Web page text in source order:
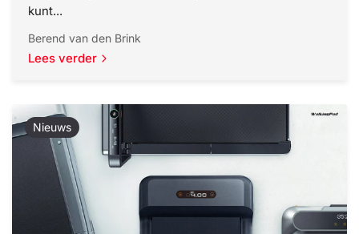
kunt...
Berend van den Brink
Lees verder
Nieuws